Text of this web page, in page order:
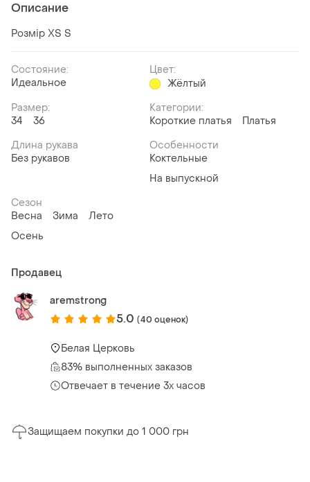
Описание
Розмір XS S
Состояние:
Идеальное
Цвет:
Жёлтый
Размер:
34
36
Категории:
Короткие платья
Платья
Длина рукава
Без рукавов
Особенности
Коктельные
На выпускной
Сезон
Весна
Зима
Лето
Осень
Продавец
aremstrong
5.0 (40 оценок)
Белая Церковь
83% выполненных заказов
Отвечает в течение 3х часов
Защищаем покупки до 1 000 грн